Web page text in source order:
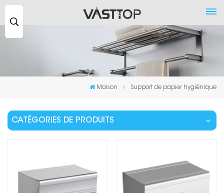
Maison Support de papier hygiénique
CATÉGORIES DE PRODUITS